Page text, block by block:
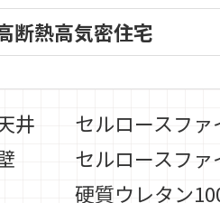
断熱高気密住宅
天井 セルロースファ
壁 セルロースファ
質ウレタン100ｍ